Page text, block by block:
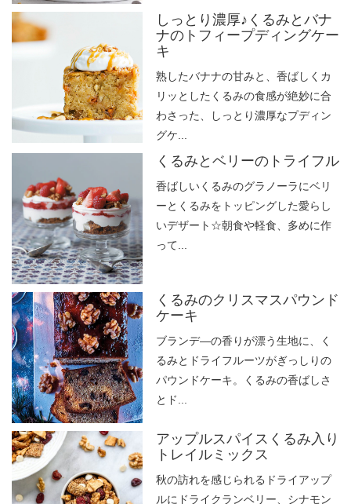
しっとり濃厚♪くるみとバナ
ナのトフィープディングケー
キ
熟したバナナの甘みと、香ばしくカ
リッとしたくるみの食感が絶妙に合
わさった、しっとり濃厚なプディン
グケ...
くるみとベリーのトライフル
香ばしいくるみのグラノーラにベリ
ーとくるみをトッピングした愛らし
いデザート☆朝食や軽食、多めに作
って...
くるみのクリスマスパウンド
ケーキ
ブランデ―の香りが漂う生地に、く
るみとドライフルーツがぎっしりの
パウンドケーキ。くるみの香ばしさ
とド...
アップルスパイスくるみ入り
トレイルミックス
秋の訪れを感じられるドライアップ
ルにドライクランベリー、シナモン